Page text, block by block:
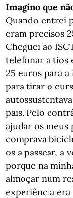
Imagino que
Quando entrei
eram precisos
Cheguei ao
telefonar a tios
25 euros para
para tirar o
pais. Pelo
ajudar os meus
comprava
os a passear, a
porque na
almoçar num
experiência era